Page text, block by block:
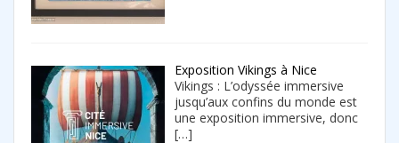
Exposition Vikings à Nice
Vikings : L’odyssée immersive
jusqu’aux confins du monde est
une exposition immersive, donc
[…]